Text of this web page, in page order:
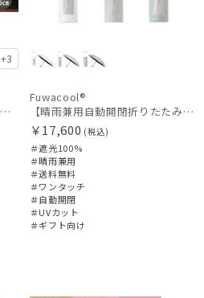
+3
【日傘】マジで軽い傘 マジカルテックプロテクション（MAGICAL TECH PROTECTION）Tough 12 rib55cm
Fuwacool®
【晴雨兼用自動開閉折りたたみ日傘】フワクール®（Fuwacool®）ワンポイントロゴ 遮光100 UV100 ワンタッチ開閉
￥17,600 (税込)
＃遮光100%
＃晴雨兼用
＃送料無料
＃ワンタッチ
＃自動開閉
＃UVカット
＃ギフト向け